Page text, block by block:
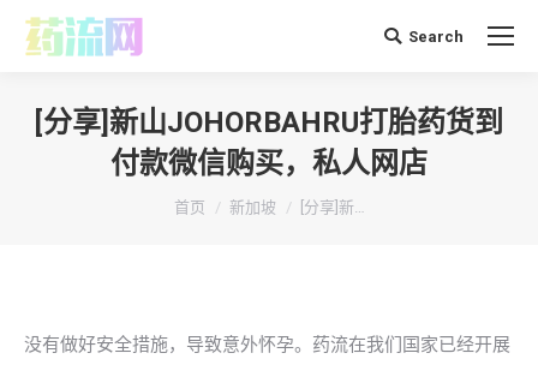
搜 Search
[分享]新山JOHORBAHRU打胎药货到
付款微信购买，私人网店
你在这里：
首页 新加坡 [分享]新…
没有做好安全措施，导致意外怀孕。药流在我们国家已经开展